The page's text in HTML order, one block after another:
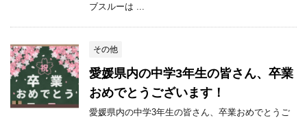
ブスルーは ...
その他
愛媛県内の中学3年生の皆さん、卒業
おめでとうございます！
愛媛県内の中学3年生の皆さん、卒業おめでとうご